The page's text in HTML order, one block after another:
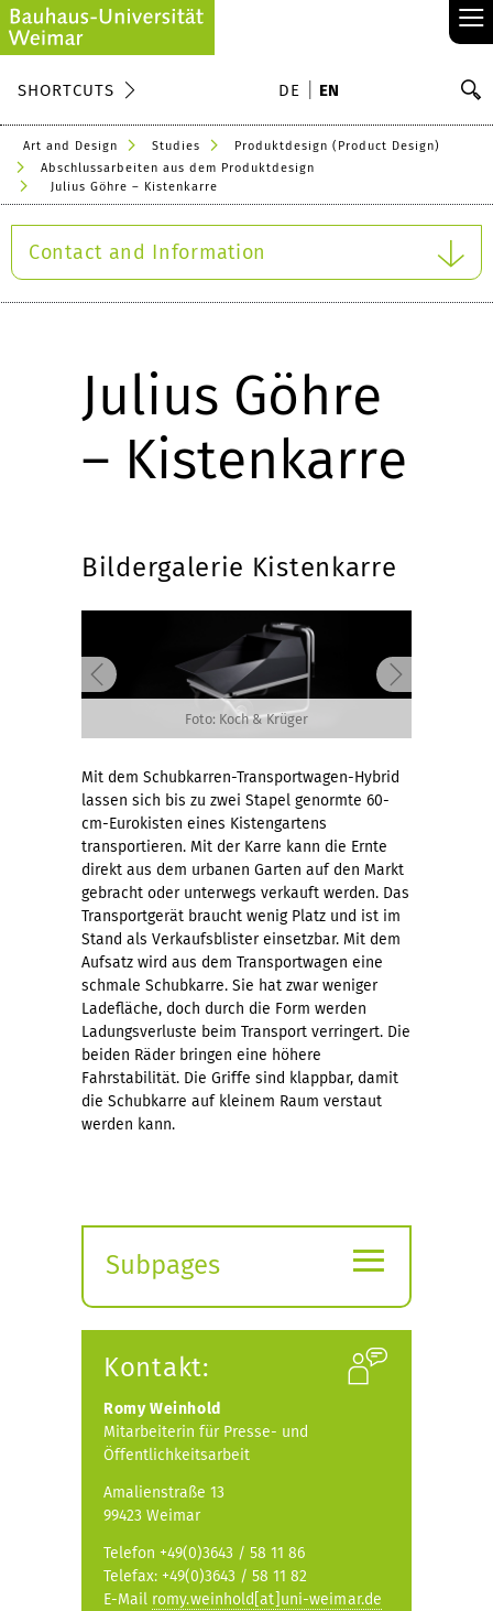
≡
SHORTCUTS DE EN
Art and Design Studies
Produktdesign (Product Design)
Abschlussarbeiten aus dem Produktdesign
Julius Göhre – Kistenkarre
Contact and Information
Julius Göhre
– Kistenkarre
Bildergalerie Kistenkarre
Foto: Koch & Krüger
Mit dem Schubkarren-Transportwagen-Hybrid
lassen sich bis zu zwei Stapel genormte 60-
cm-Eurokisten eines Kistengartens
transportieren. Mit der Karre kann die Ernte
direkt aus dem urbanen Garten auf den Markt
gebracht oder unterwegs verkauft werden. Das
Transportgerät braucht wenig Platz und ist im
Stand als Verkaufsblister einsetzbar. Mit dem
Aufsatz wird aus dem Transportwagen eine
schmale Schubkarre. Sie hat zwar weniger
Ladefläche, doch durch die Form werden
Ladungsverluste beim Transport verringert. Die
beiden Räder bringen eine höhere
Fahrstabilität. Die Griffe sind klappbar, damit
die Schubkarre auf kleinem Raum verstaut
werden kann.
Subpages
submenu
≡
Kontakt:
Romy Weinhold
Mitarbeiterin für Presse- und
Öffentlichkeitsarbeit
Amalienstraße 13
99423 Weimar
Telefon +49(0)3643 / 58 11 86
Telefax: +49(0)3643 / 58 11 82
E-Mail romy.weinhold[at]uni-weimar.de